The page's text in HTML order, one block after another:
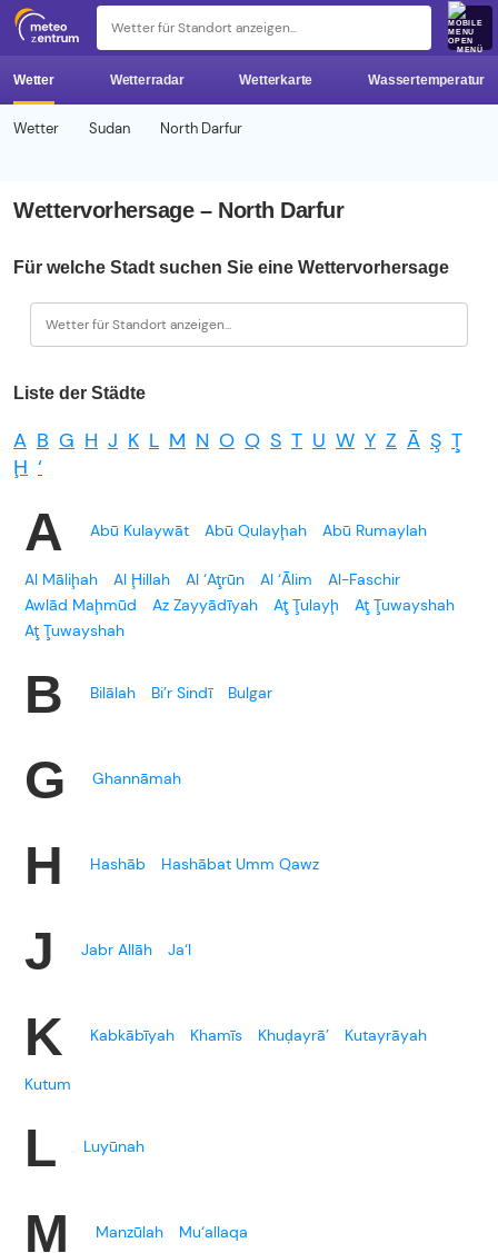
z
MENÜ
Wetter Wetterradar Wetterkarte Wassertemperatur
Wetter Sudan North Darfur
Wettervorhersage – North Darfur
Für welche Stadt suchen Sie eine Wettervorhersage
Liste der Städte
A B G H J K L M N O Q S T U W Y Z Ā Ş Ţ
Ḩ ‘
A Abū Kulaywāt Abū Qulayḩah Abū Rumaylah
Al Māliḩah Al Ḩillah Al ‘Aţrūn Al ‘Ālim
Al-Faschir
Awlād Maḩmūd
Az Zayyādīyah Aţ Ţulayḩ
Aţ Ţuwayshah
Aţ Ţuwayshah
B Bilālah Bi’r Sindī Bulgar
G Ghannāmah
H Hashāb Hashābat Umm Qawz
J Jabr Allāh Ja‘l
K Kabkābīyah Khamīs Khuḑayrā’ Kutayrāyah
Kutum
L Luyūnah
M Manzūlah Mu‘allaqa